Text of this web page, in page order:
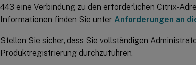
443 eine Verbindung zu den erforderlichen Citrix-
Informationen finden Sie unter Anforderungen an
Stellen Sie sicher, dass Sie vollständigen
Produktregistrierung durchzuführen.